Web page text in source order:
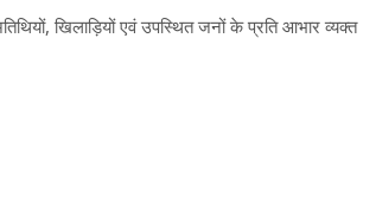
खिलाड़ियों एवं उपस्थित जनों के प्रति आभार व्यक्त